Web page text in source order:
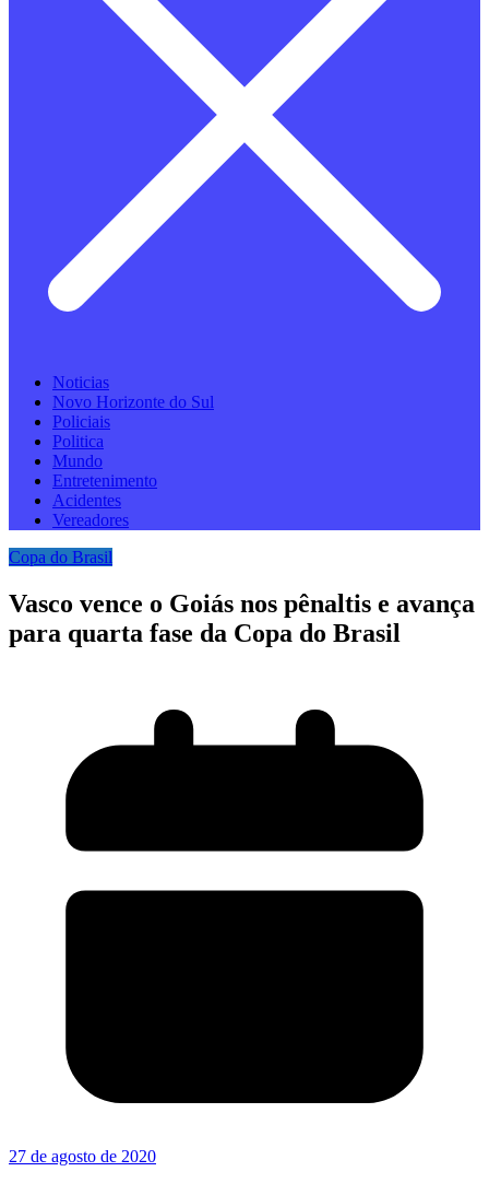
Noticias
Novo Horizonte do Sul
Policiais
Politica
Mundo
Entretenimento
Acidentes
Vereadores
Copa do Brasil
Vasco vence o Goiás nos pênaltis e avança
para quarta fase da Copa do Brasil
27 de agosto de 2020